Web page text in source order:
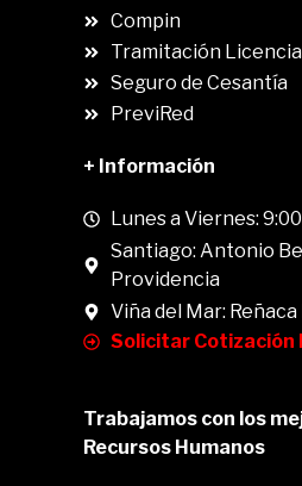
Compin
Tramitación
Seguro de Cesantía
PreviRed
+ Información
Lunes a Viernes:
Santiago: Antonio
Providencia
Viña del Mar:
Solicitar Cotización
Trabajamos con los
Recursos Humanos